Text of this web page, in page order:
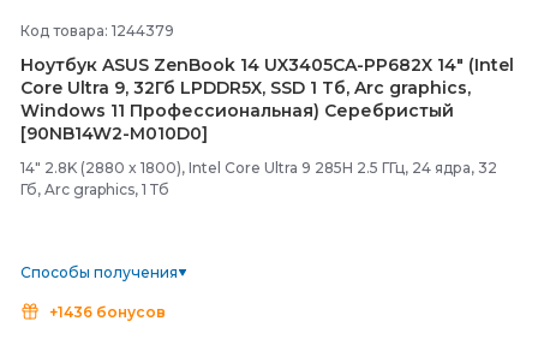
Код товара: 1244379
Ноутбук ASUS ZenBook 14 UX3405CA-PP682X 14" (Intel
Core Ultra 9, 32Гб LPDDR5X, SSD 1 Тб, Arc graphics,
Windows 11 Профессиональная) Серебристый
[90NB14W2-M010D0]
14" 2.8K (2880 x 1800), Intel Core Ultra 9 285H 2.5 ГГц, 24 ядра, 32
Гб, Arc graphics, 1 Тб
Способы получения
+1436 бонусов